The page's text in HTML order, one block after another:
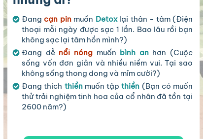
Đang cạn pinmuốn Detoxlại thân - tâm (Điện
thoại mỗi ngày được sạc 1 lần. Bao lâu rồi bạn
không sạc lại tâm hồn mình?)
Đang dễ nổi nóngmuốn bình anhơn (Cuộc
sống vốn đơn giản và nhiều niềm vui. Tại sao
không sống thong dong và mỉm cười?)
Đang thích thiềnmuốn tậpthiền (Bạn có muốn
thử trải nghiệm tinh hoa của cổ nhân đã tồn tại
2600 năm?)